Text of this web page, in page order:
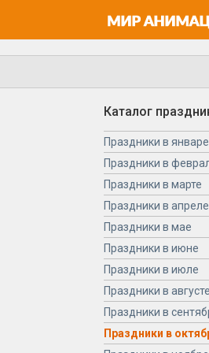
Каталог
Праздники в январе
Праздники в
Праздники в марте
Праздники в апреле
Праздники в мае
Праздники в июне
Праздники в июле
Праздники в августе
Праздники в
Праздники в